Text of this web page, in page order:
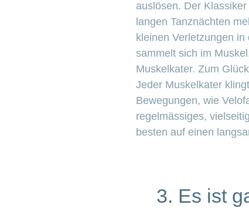
auslösen. Der
langen Tanznächten
kleinen Verletzungen
sammelt sich im
Muskelkater. Zum
Jeder Muskelkater
Bewegungen, wie
regelmässiges,
besten auf einen
3. Es ist